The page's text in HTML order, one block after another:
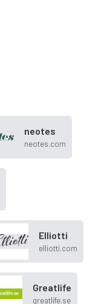
neotes
neotes.com
Elliotti
elliotti.com
Greatlife
greatlife.se